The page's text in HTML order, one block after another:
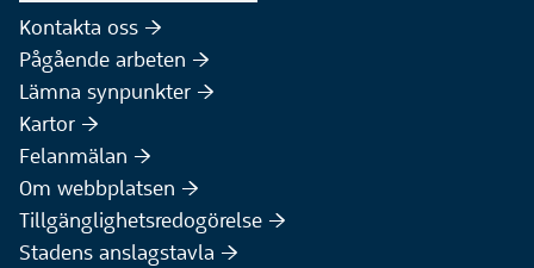
Kontakta oss :höger:
Pågående arbeten :höger:
Lämna synpunkter :höger:
Kartor :höger:
Felanmälan :höger:
Om webbplatsen :höger:
Tillgänglighetsredogörelse :höger:
Stadens anslagstavla :höger: